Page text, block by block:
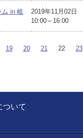
in 岐
2019年11月02日
10:00～16:00
19 20 21 22 23
ついて